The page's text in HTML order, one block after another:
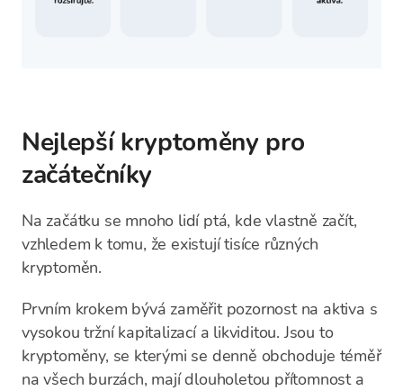
Nejlepší kryptoměny pro
začátečníky
Na začátku se mnoho lidí ptá, kde vlastně začít,
vzhledem k tomu, že existují tisíce různých
kryptoměn.
Prvním krokem bývá zaměřit pozornost na aktiva s
vysokou tržní kapitalizací a likviditou. Jsou to
kryptoměny, se kterými se denně obchoduje téměř
na všech burzách, mají dlouholetou přítomnost a